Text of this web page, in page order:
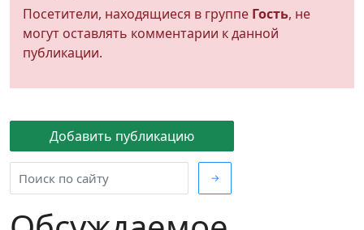
Добавить публикацию
→
Посетители, находящиеся в группе Гость, не
могут оставлять комментарии к данной
публикации.